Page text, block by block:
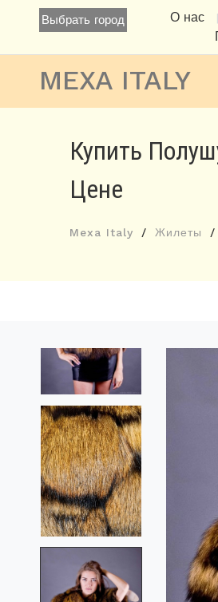
Выбрать город О нас |
MEXA ITALY
Купить
Цене
Mexa Italy Жилеты